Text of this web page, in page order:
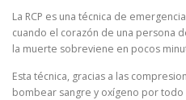
La RCP es una técnica de
cuando el corazón de una persona
la muerte sobreviene en pocos
Esta técnica, gracias a las
bombear sangre y oxígeno por